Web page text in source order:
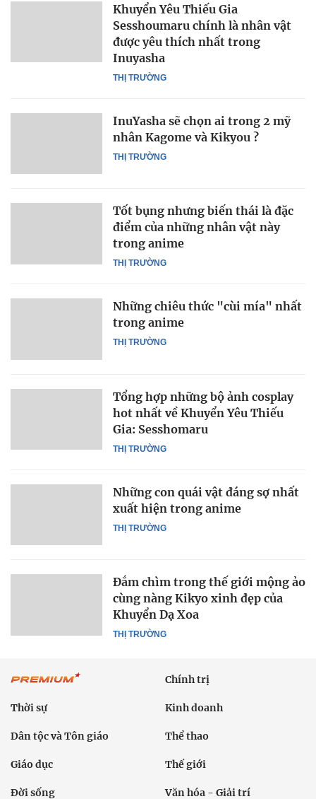
THỊ TRƯỜNG
Khuyển Yêu Thiếu Gia
Sesshoumaru chính là nhân vật
được yêu thích nhất trong
Inuyasha
THỊ TRƯỜNG
InuYasha sẽ chọn ai trong 2 mỹ
nhân Kagome và Kikyou ?
THỊ TRƯỜNG
Tốt bụng nhưng biến thái là đặc
điểm của những nhân vật này
trong anime
THỊ TRƯỜNG
Những chiêu thức "cùi mía" nhất
trong anime
THỊ TRƯỜNG
Tổng hợp những bộ ảnh cosplay
hot nhất về Khuyển Yêu Thiếu
Gia: Sesshomaru
THỊ TRƯỜNG
Những con quái vật đáng sợ nhất
xuất hiện trong anime
THỊ TRƯỜNG
Đắm chìm trong thế giới mộng ảo
cùng nàng Kikyo xinh đẹp của
Khuyển Dạ Xoa
Chính trị
Thời sự Kinh doanh
Dân tộc và Tôn giáo Thể thao
Giáo dục Thế giới
Đời sống Văn hóa - Giải trí